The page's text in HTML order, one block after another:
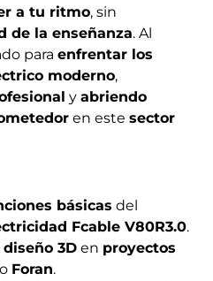
a tu ritmo, sin
de la enseñanza. Al
para enfrentar los
moderno,
y abriendo
en este sector
básicas del
Fcable V80R3.0.
3D en proyectos
Foran.